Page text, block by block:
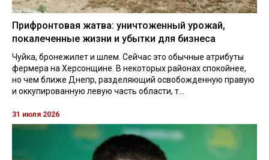
Прифронтовая жатва: уничтоженный урожай,
покалеченные жизни и убытки для бизнеса
Чуйка, бронежилет и шлем. Сейчас это обычные атрибуты
фермера на Херсонщине. В некоторых районах спокойнее,
но чем ближе Днепр, разделяющий освобожденную правую
и оккупированную левую часть области, т...
31 июля 2026